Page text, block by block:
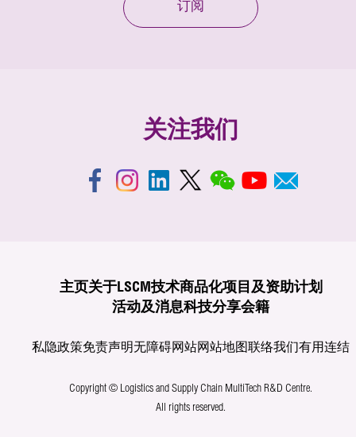
订阅
关注我们
主页关于LSCM技术商品化项目及资助计划
活动及消息科技分享会籍
私隐政策免责声明无障碍网站网站地图联络我们有用连结
Copyright © Logistics and Supply Chain MultiTech R&D Centre.
All rights reserved.